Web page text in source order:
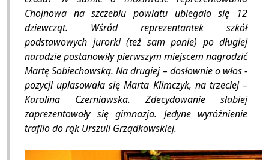
Chojnowa na szczeblu powiatu ubiegało się 12
dziewcząt. Wśród reprezentantek szkół
podstawowych jurorki (też sam panie) po długiej
naradzie postanowiły pierwszym miejscem nagrodzić
Martę Sobiechowską. Na drugiej – dosłownie o włos -
pozycji uplasowała się Marta Klimczyk, na trzeciej –
Karolina Czerniawska. Zdecydowanie słabiej
zaprezentowały się gimnazja. Jedyne wyróżnienie
trafiło do rąk Urszuli Grządkowskiej.